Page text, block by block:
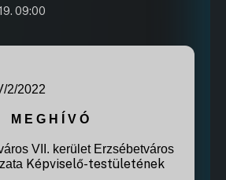
09:00
2/2022
M E G H Í V Ó
VII. kerület Erzsébetváros
Képviselő-testületének